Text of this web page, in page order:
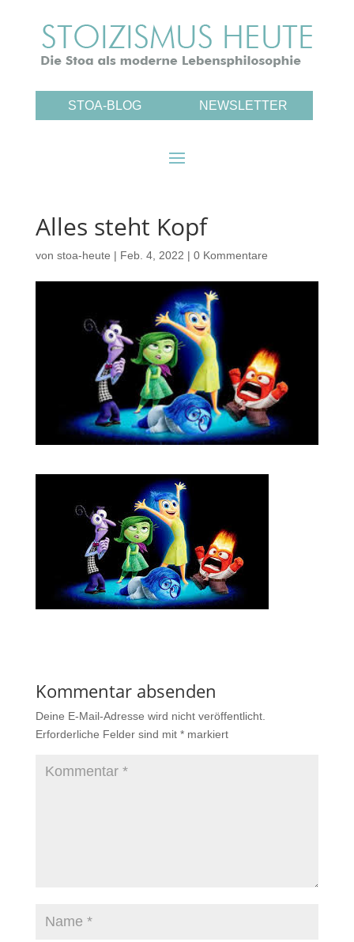
STOA-BLOG NEWSLETTER
Alles steht Kopf
von stoa-heute | Feb. 4, 2022 | 0 Kommentare
Kommentar absenden
Deine E-Mail-Adresse wird nicht veröffentlicht.
Erforderliche Felder sind mit *markiert